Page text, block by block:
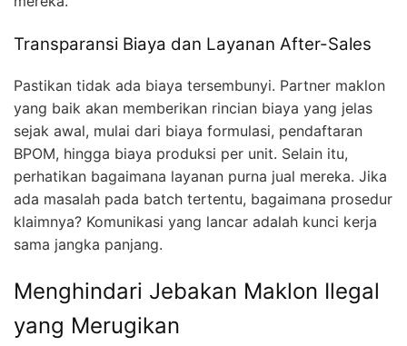
Transparansi Biaya dan Layanan After-Sales
Pastikan tidak ada biaya tersembunyi. Partner maklon
yang baik akan memberikan rincian biaya yang jelas
sejak awal, mulai dari biaya formulasi, pendaftaran
BPOM, hingga biaya produksi per unit. Selain itu,
perhatikan bagaimana layanan purna jual mereka. Jika
ada masalah pada batch tertentu, bagaimana prosedur
klaimnya? Komunikasi yang lancar adalah kunci kerja
sama jangka panjang.
Menghindari Jebakan Maklon Ilegal
yang Merugikan